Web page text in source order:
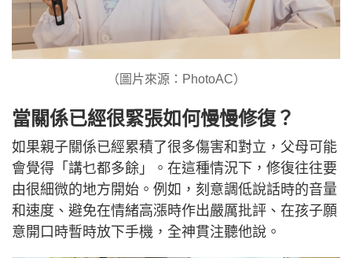
（圖片來源：PhotoAC）
當關係已經很緊張如何慢慢修復？
如果親子關係已經累積了很多傷害和對立，父母可能
會覺得「講乜都多餘」。在這種情況下，修復往往要
由很細微的地方開始。例如，刻意調低說話時的音量
和速度、避免在情緒高漲時作出嚴厲批評、在孩子願
意開口時暫時放下手機，全神貫注聽他說。